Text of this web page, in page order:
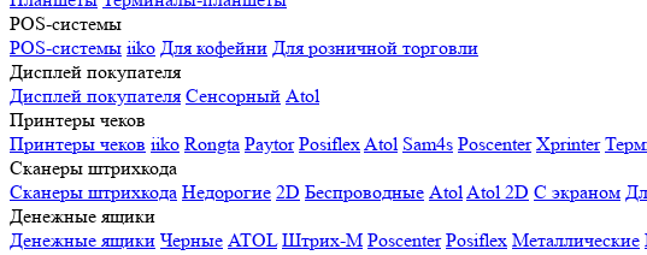
POS-системы
POS-системы iiko Для кофейни Для розничной торговли
Дисплей покупателя
Дисплей покупателя Сенсорный Atol
Принтеры чеков
Принтеры чеков iiko Rongta Paytor PosiflexAtol Sam4s Poscenter Xprinter
Сканеры штрихкода
Сканеры штрихкода Недорогие 2D Беспроводные AtolAtol 2D С экраном
Денежные ящики
Денежные ящики Черные ATOL Штрих-М Poscenter Posiflex Металлические